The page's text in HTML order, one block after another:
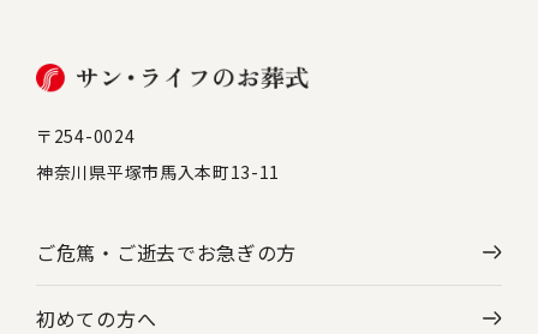
〒254-0024
神奈川県平塚市馬入本町13-11
ご危篤・ご逝去でお急ぎの方
初めての方へ